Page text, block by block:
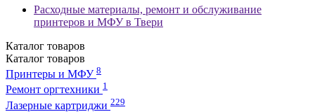
Расходные материалы, ремонт и обслуживание
принтеров и МФУ в Твери
Каталог товаров
Каталог товаров
Принтеры и МФУ 8
Ремонт оргтехники 1
Лазерные картриджи 229